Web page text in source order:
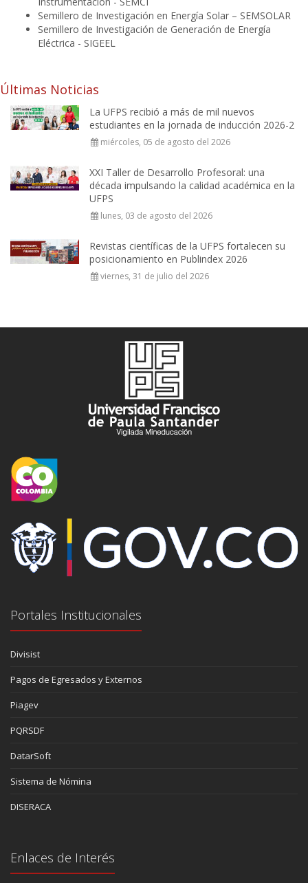
Semillero de Investigación en Energía Solar – SEMSOLAR
Semillero de Investigación de Generación de Energía
Eléctrica - SIGEEL
Últimas Noticias
La UFPS recibió a más de mil nuevos
estudiantes en la jornada de inducción 2026-2
miércoles, 05 de agosto del 2026
XXI Taller de Desarrollo Profesoral: una
década impulsando la calidad académica en la
UFPS
lunes, 03 de agosto del 2026
Revistas científicas de la UFPS fortalecen su
posicionamiento en Publindex 2026
viernes, 31 de julio del 2026
Portales Institucionales
Divisist
Pagos de Egresados y Externos
Piagev
PQRSDF
DatarSoft
Sistema de Nómina
DISERACA
Enlaces de Interés